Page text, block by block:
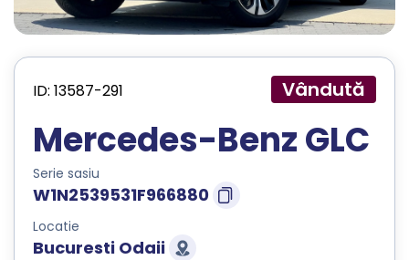
ID: 13587-291 Vândută
Mercedes-Benz GLC
Serie sasiu
W1N2539531F966880
Locatie
Bucuresti Odaii